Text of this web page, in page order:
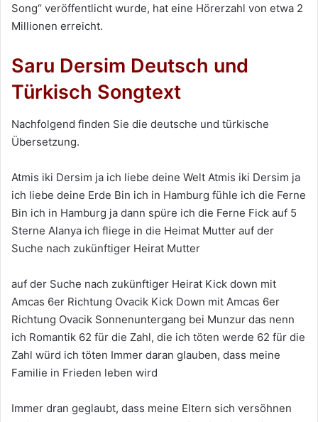
Song“ veröffentlicht wurde, hat eine Hörerzahl von etwa 2
Millionen erreicht.
Saru Dersim Deutsch und
Türkisch Songtext
Nachfolgend finden Sie die deutsche und türkische
Übersetzung.
Atmis iki Dersim ja ich liebe deine Welt Atmis iki Dersim ja
ich liebe deine Erde Bin ich in Hamburg fühle ich die Ferne
Bin ich in Hamburg ja dann spüre ich die Ferne Fick auf 5
Sterne Alanya ich fliege in die Heimat Mutter auf der
Suche nach zukünftiger Heirat Mutter
auf der Suche nach zukünftiger Heirat Kick down mit
Amcas 6er Richtung Ovacik Kick Down mit Amcas 6er
Richtung Ovacik Sonnenuntergang bei Munzur das nenn
ich Romantik 62 für die Zahl, die ich töten werde 62 für die
Zahl würd ich töten Immer daran glauben, dass meine
Familie in Frieden leben wird
Immer dran geglaubt, dass meine Eltern sich versöhnen